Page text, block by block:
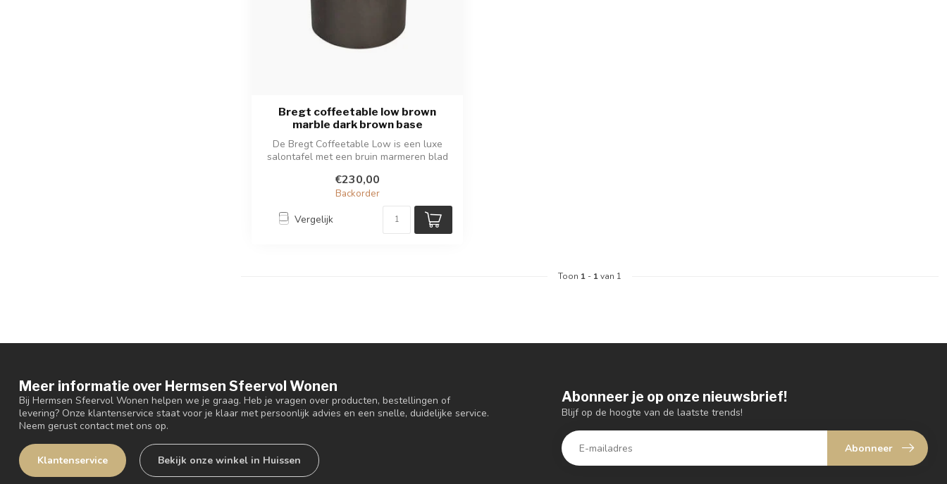
Bregt coffeetable low brown
marble dark brown base
De Bregt Coffeetable Low is een luxe
salontafel met een bruin marmeren blad
€230,00
Backorder
Vergelijk
Toon 1 - 1van 1
Meer informatie over Hermsen Sfeervol Wonen
Bij Hermsen Sfeervol Wonen helpen we je graag. Heb je vragen over producten, bestellingen of
levering? Onze klantenservice staat voor je klaar met persoonlijk advies en een snelle, duidelijke service.
Neem gerust contact met ons op.
Klantenservice Bekijk onze winkel in Huissen
Abonneer je op onze nieuwsbrief!
Blijf op de hoogte van de laatste trends!
Abonneer